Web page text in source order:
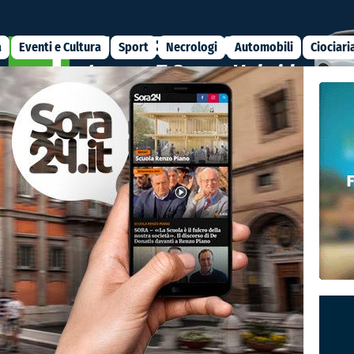
Eventi e Cultura Sport Necrologi Automobili